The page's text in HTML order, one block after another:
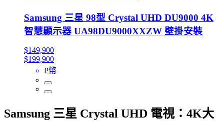
Samsung 三星 98型 Crystal UHD DU9000 4K
智慧顯示器 UA98DU9000XXZW 壁掛安裝
$149,900
$199,900
P幣
Samsung 三星 Crystal UHD 電視：4K大